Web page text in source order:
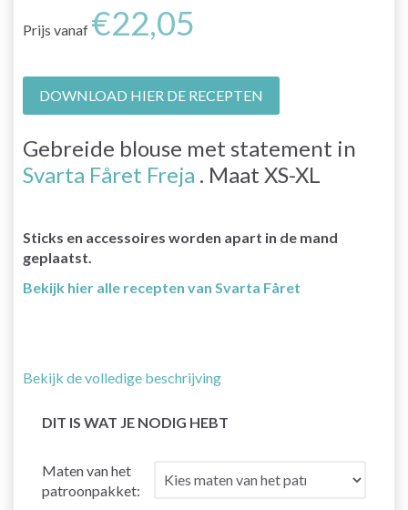
Prijs vanaf €22,05
DOWNLOAD HIER DE RECEPTEN
Gebreide blouse met statement in
Svarta Fåret Freja . Maat XS-XL
Sticks en accessoires worden apart in de mand
geplaatst.
Bekijk hier alle recepten van Svarta Fåret
Bekijk de volledige beschrijving
DIT IS WAT JE NODIG HEBT
Maten van het
patroonpakket: